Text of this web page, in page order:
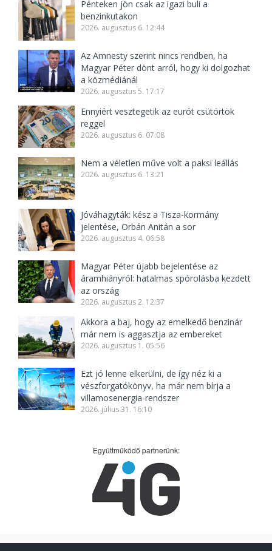
Pénteken jön csak az igazi buli a
benzinkutakon
2026. augusztus 6. 12:44
Az Amnesty szerint nincs rendben, ha
Magyar Péter dönt arról, hogy ki dolgozhat
a közmédiánál
2026. augusztus 5. 17:17
Ennyiért vesztegetik az eurót csütörtök
reggel
2026. augusztus 6. 07:08
Nem a véletlen műve volt a paksi leállás
2026. augusztus 6. 13:21
Jóváhagyták: kész a Tisza-kormány
jelentése, Orbán Anitán a sor
2026. augusztus 4. 06:58
Magyar Péter újabb bejelentése az
áramhiányról: hatalmas spórolásba kezdett
az ország
2026. augusztus 2. 12:37
Akkora a baj, hogy az emelkedő benzinár
már nem is aggasztja az embereket
2026. augusztus 1. 05:56
Ezt jó lenne elkerülni, de így néz ki a
vészforgatókönyv, ha már nem bírja a
villamosenergia-rendszer
2026. július 31. 16:10
Együttműködő partnerünk: